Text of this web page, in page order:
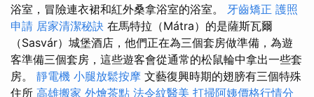
浴室，冒險連衣裙和紅外桑拿浴室的浴室。 牙齒矯正 護照
申請 居家清潔秘訣 在馬特拉（Mátra）的是薩斯瓦爾
（Sasvár）城堡酒店，他們正在為三個套房做準備，為遊
客準備三個套房，這些遊客會從通常的松鼠輪中拿出一些套
房。 靜電機 小腿放鬆按摩 文藝復興時期的翅膀有三個特殊
住所 高雄搬家 外燴茶點 法令紋醫美 打掃阿姨價格行情分